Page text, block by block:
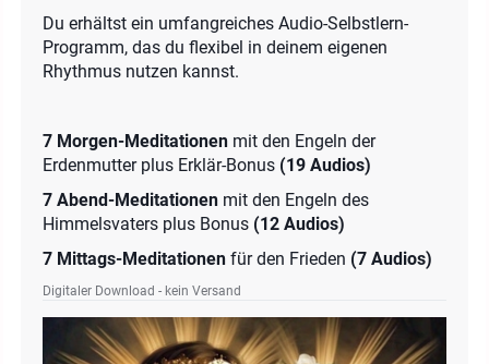
Du erhältst ein umfangreiches Audio-Selbstlern-
Programm, das du flexibel in deinem eigenen
Rhythmus nutzen kannst.
7 Morgen-Meditationen mit den Engeln der
Erdenmutter plus Erklär-Bonus (19 Audios)
7 Abend-Meditationen mit den Engeln des
Himmelsvaters plus Bonus (12 Audios)
7 Mittags-Meditationen für den Frieden (7 Audios)
Digitaler Download - kein Versand